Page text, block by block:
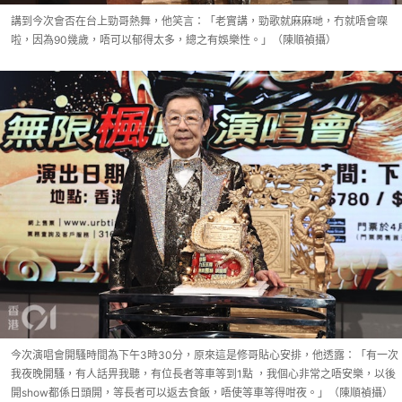
講到今次會否在台上勁哥熱舞，他笑言：「老實講，勁歌就麻麻哋，冇就唔會㗎
啦，因為90幾歲，唔可以郁得太多，總之有娛樂性。」（陳順禎攝）
今次演唱會開騷時間為下午3時30分，原來這是修哥貼心安排，他透露：「有一次
我夜晚開騷，有人話畀我聽，有位長者等車等到1點 ，我個心非常之唔安樂，以後
開show都係日頭開，等長者可以返去食飯，唔使等車等得咁夜。」（陳順禎攝）